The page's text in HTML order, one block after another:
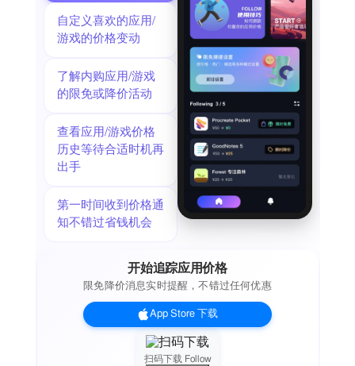
自定义喜欢的应用/
游戏的价格变动
了解内购应用/游戏
的限免或降价活动
查看应用/游戏价格
历史等待合适时机再
出手
第一时间收到价格通
知不错过省钱机会
扫码下载 Follow
开始追踪应用价格
限免降价消息实时提醒，不错过任何优惠
App Store 下载